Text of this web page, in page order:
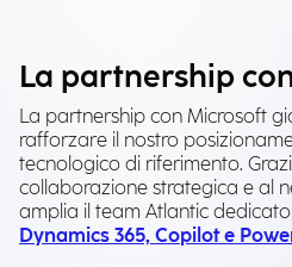
La partnership
La partnership con Microsoft
rafforzare il nostro
tecnologico di riferimento.
collaborazione strategica e al
amplia il team Atlantic
Dynamics 365, Copilot e